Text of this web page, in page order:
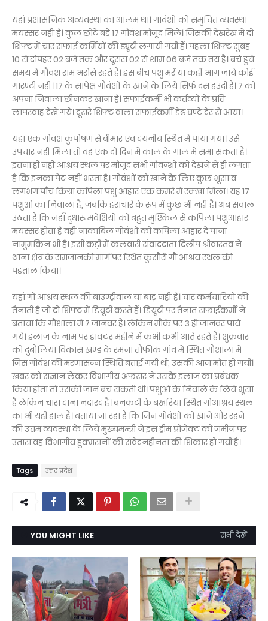
यहां प्रशासनिक अव्यवस्था का आलम था। गावंशों को समुचित व्यवस्था
मयस्सर नहीं है। कुल छोटे बडे 17 गौवंश मौजूद मिले। जिसकी देखरेख में दो
शिफ्ट में चार सफाई कर्मियों की ड्यूटी लगायी गयी हैं। पहला शिफ्ट सुबह
10 से दोपहर 02 बजे तक और दूसरा 02 से शाम 06 बजे तक तय है। बचे हुये
समय में गौवंश राम भरोसे रहते हैं। इस बीच पशु मरें या कहीं भाग जाये कोई
गारण्टी नहीं। 17 के सापेक्ष गौवंशों के खाने के लिये सिर्फ दस हउदी है। 7 को
अपना निवाला छीनकर खाना है। सफाईकर्मी भी कर्तव्यों के प्रति
लापरवाह देखे गये। दूसरे शिफ्ट वाला सफाईकर्मी डेढ़ घण्टे देर से आया।
यहां एक गोवशं कुपोषण से बीमार एंव दयनीय स्थित में पाया गया। उसे
उपचार नहीं मिला तो वह एक दो दिन में काल के गाल में समा सकता है।
इतना ही नहीं आश्रय स्थल पर मौजूद सभी गौवन्शों को देखने से ही लगता
है कि इनका पेट नहीं भरता है। गोवंशों को खाने के लिए कुछ भूसा व
लगभग पाँच किग्रा कपिला पशु आहार एक कमरे में रक्खा मिला। यह 17
पशुओं का निवाला है, जबकि हराचारे के रूप में कुछ भी नहीं है। अब सवाल
उठता है कि जहाँ दुधारू मवेशियों को बहुत मुश्किल से कपिला पशुआहार
मयस्सर होता है वहीं नाकाबिल गोवंशों को कपिला आहार दे पाना
नामुमकिन भी है। इसी कड़ी में कलवारी संवाददाता दिलीप श्रीवास्तव ने
थाना क्षेत्र के रामजानकी मार्ग पर स्थित कुसौरी गौ आश्रय स्थल की
पड़ताल किया।
यहां गो आश्रय स्थल की बाउण्ड्रीवाल या बाड़़ नहीं है। चार कर्मचारियों की
तैनाती है जो दो शिफ्ट में डियूटी करते हैं। डियूटी पर तैनात सफाईकर्मी ने
बताया कि गौशाला में 7 जानवर हैं। लेकिन मौके पर 3 ही जानवर पाये
गये। इलाज के नाम पर डाक्टर महीने में कभी कभी आते रहते हैं। शुक्रवार
को दुबौलिया विकास खण्ड के रमना तौफीक गांव में स्थित गौशाला में
जिस गोवंश की मरणासन्न स्थिति बताई गयी थी, उसकी आज मौत हो गयी।
खबर को सज्ञान लेकर विभागीय अफसर ने उसके इलाज का प्रबंधक
किया होता तो उसकी जान बच सकती थी। पशुओं के निवाले के लिये भूसा
है लेकिन चारा दाना नदारद है। बनकटी के बखरिया स्थित गोआश्रय स्थल
का भी यही हाल है। बताया जा रहा है कि जिन गोवंशों को खाने और रहने
की उत्तम व्यवस्था के लिये मुख्यमन्त्री ने इस ड्रीम प्रोजेक्ट को जमीन पर
उतारा वह विभागीय हुक्मरानों की संवेदनहीनता की शिकार हो गयी है।
Tags उत्तर प्रदेश
YOU MIGHT LIKE सभी देखें